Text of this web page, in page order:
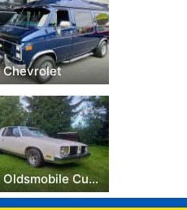
Chevrolet
1979' Oldsmobile Cutlass